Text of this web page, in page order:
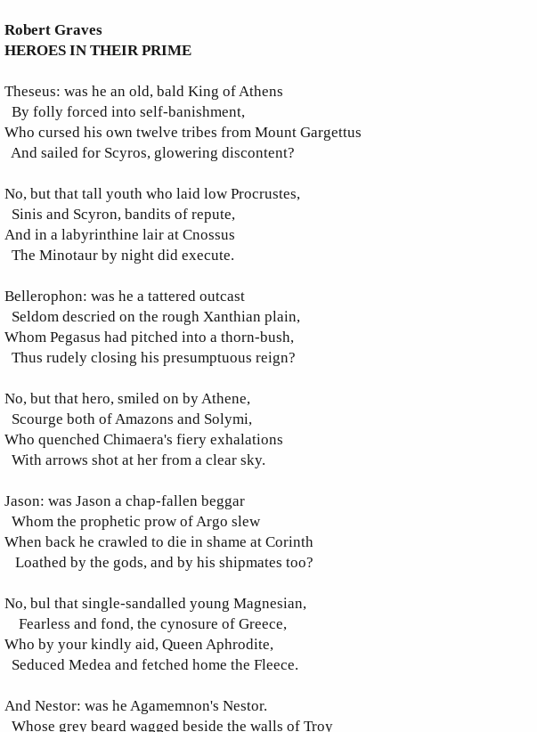
Robert Graves
HEROES IN THEIR PRIME
Theseus: was he an old, bald King of Athens
By folly forced into self-banishment,
Who cursed his own twelve tribes from Mount Gargettus
And sailed for Scyros, glowering discontent?
No, but that tall youth who laid low Procrustes,
Sinis and Scyron, bandits of repute,
And in a labyrinthine lair at Cnossus
The Minotaur by night did execute.
Bellerophon: was he a tattered outcast
Seldom descried on the rough Xanthian plain,
Whom Pegasus had pitched into a thorn-bush,
Thus rudely closing his presumptuous reign?
No, but that hero, smiled on by Athene,
Scourge both of Amazons and Solymi,
Who quenched Chimaera's fiery exhalations
With arrows shot at her from a clear sky.
Jason: was Jason a chap-fallen beggar
Whom the prophetic prow of Argo slew
When back he crawled to die in shame at Corinth
Loathed by the gods, and by his shipmates too?
No, bul that single-sandalled young Magnesian,
Fearless and fond, the cynosure of Greece,
Who by your kindly aid, Queen Aphrodite,
Seduced Medea and fetched home the Fleece.
And Nestor: was he Agamemnon's Nestor.
Whose grey beard wagged beside the walls of Troy